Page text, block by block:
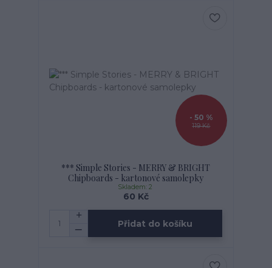
119 Kč
- 50 %
*** Simple Stories - MERRY & BRIGHT
Chipboards - kartonové samolepky
60 Kč
Skladem: 2
Přidat do košíku